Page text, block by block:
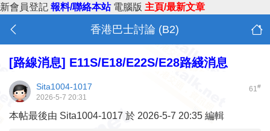
新會員登記 報料/聯絡本站 電腦版 主頁/最新文章
香港巴士討論 (B2)
[路線消息] E11S/E18/E22S/E28路綫消息
61#
Sita1004-1017
2026-5-7 20:31
本帖最後由 Sita1004-1017 於 2026-5-7 20:35 編輯